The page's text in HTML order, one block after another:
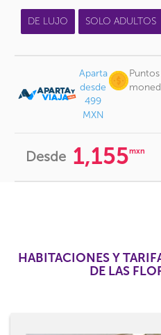
DE LUJO SOLO ADULTOS
Aparta
desde
499
MXN
Puntos
Desde 1,155mxn
HABITACIONES Y
DE LAS